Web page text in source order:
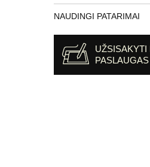
NAUDINGI PATARIMAI
UŽSISAKYTI
PASLAUGAS